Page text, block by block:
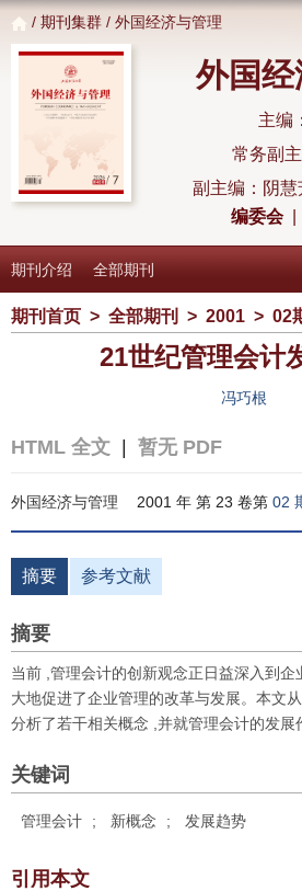
/ 期刊集群 / 外国经济与管理
外国
主编
常务副
副主编：阴
编委会
期刊介绍 全部期刊
期刊首页 > 全部期刊 > 2001 > 02
21世纪管理会计
冯巧根
HTML 全文 暂无 PDF
外国经济与管理 2001 年 第 23 卷第 02
摘要 参考文献
摘要
当前 ,管理会计的创新观念正日益深入到
大地促进了企业管理的改革与发展。本文
分析了若干相关概念 ,并就管理会计的发展
关键词
管理会计 ; 新概念 ; 发展趋势
引用本文